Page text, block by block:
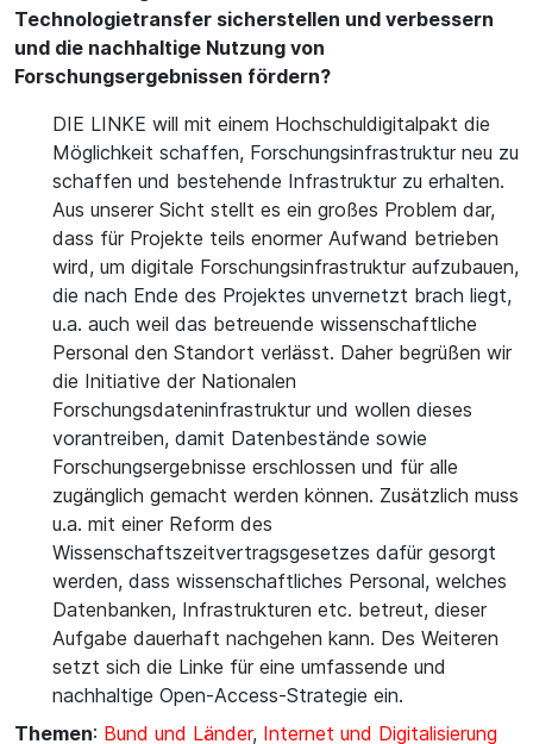
Technologietransfer sicherstellen und verbessern
und die nachhaltige Nutzung von
Forschungsergebnissen fördern?
DIE LINKE will mit einem Hochschuldigitalpakt die
Möglichkeit schaffen, Forschungsinfrastruktur neu zu
schaffen und bestehende Infrastruktur zu erhalten.
Aus unserer Sicht stellt es ein großes Problem dar,
dass für Projekte teils enormer Aufwand betrieben
wird, um digitale Forschungsinfrastruktur aufzubauen,
die nach Ende des Projektes unvernetzt brach liegt,
u.a. auch weil das betreuende wissenschaftliche
Personal den Standort verlässt. Daher begrüßen wir
die Initiative der Nationalen
Forschungsdateninfrastruktur und wollen dieses
vorantreiben, damit Datenbestände sowie
Forschungsergebnisse erschlossen und für alle
zugänglich gemacht werden können. Zusätzlich muss
u.a. mit einer Reform des
Wissenschaftszeitvertragsgesetzes dafür gesorgt
werden, dass wissenschaftliches Personal, welches
Datenbanken, Infrastrukturen etc. betreut, dieser
Aufgabe dauerhaft nachgehen kann. Des Weiteren
setzt sich die Linke für eine umfassende und
nachhaltige Open-Access-Strategie ein.
Themen: Bund und Länder, Internet und Digitalisierung